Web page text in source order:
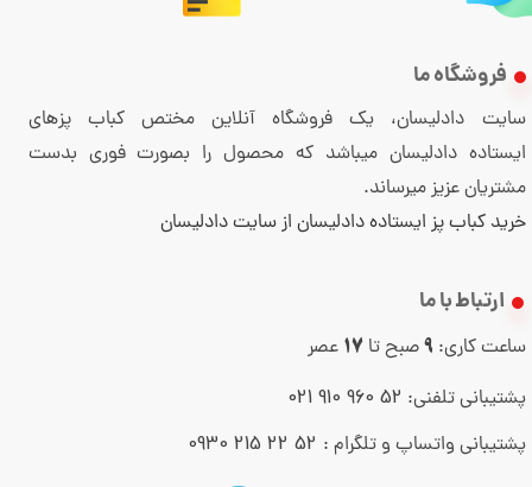
سایت دادلیسان، یک فروشگاه آنلاین مختص کباب پزهای
ایستاده دادلیسان میباشد که محصول را بصورت فوری بدست
مشتریان عزیز میرساند.
خرید کباب پز ایستاده دادلیسان از سایت دادلیسان
فروشگاه ما
ارتباط با ما
پشتیبانی تلفنی: 52 960 910 021
پشتیبانی واتساپ و تلگرام : 52 22 215 0930
ساعت کاری: 9 صبح تا17 عصر